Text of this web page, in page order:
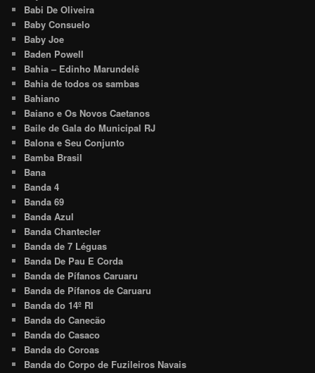
Babi De Oliveira
Baby Consuelo
Baby Joe
Baden Powell
Bahia – Edinho Marundelê
Bahia de todos os sambas
Bahiano
Baiano e Os Novos Caetanos
Baile de Gala do Municipal RJ
Balona e Seu Conjunto
Bamba Brasil
Bana
Banda 4
Banda 69
Banda Azul
Banda Chantecler
Banda de 7 Léguas
Banda De Pau E Corda
Banda de Pífanos Caruaru
Banda de Pífanos de Caruaru
Banda do 14º RI
Banda do Canecão
Banda do Casaco
Banda do Coroas
Banda do Corpo de Fuzileiros Navais